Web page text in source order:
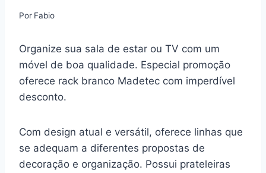
Por Fabio
Organize sua sala de estar ou TV com um
móvel de boa qualidade. Especial promoção
oferece rack branco Madetec com imperdível
desconto.
Com design atual e versátil, oferece linhas que
se adequam a diferentes propostas de
decoração e organização. Possui prateleiras